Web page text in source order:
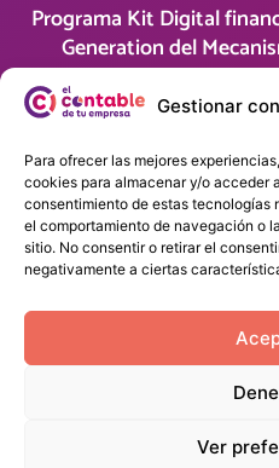
Gestionar
Para ofrecer las mejores
cookies para almacenar y/o acceder
consentimiento de estas tecnologías
el comportamiento de navegación o
sitio. No consentir o retirar el
negativamente a ciertas
Ver
Programa Kit Digital
Generation del